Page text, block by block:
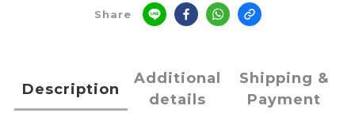
Share
Description
Additional
details
Shipping &
Payment